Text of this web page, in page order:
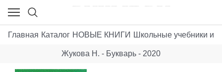
Главная Каталог НОВЫЕ КНИГИ Школьные учебники и
Жукова Н. - Букварь - 2020